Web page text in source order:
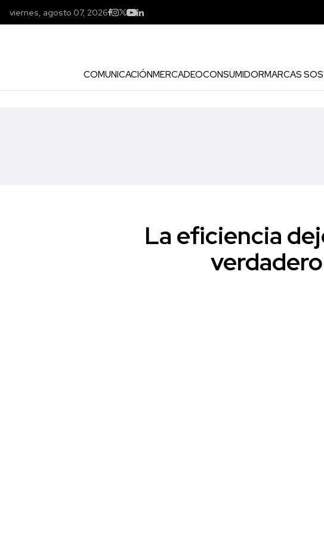
viernes, agosto 07, 2026
COMUNICACIÓNMERCADEOCONSUMIDORMARCAS
La eficiencia